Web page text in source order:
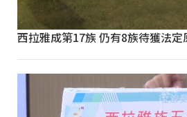
西拉雅成第17族 仍有8族待獲法定